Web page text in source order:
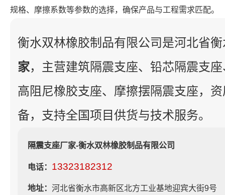
规格、摩擦系数等参数的选择，确保产品与工程需求匹配。
衡水双林橡胶制品有限公司是河北省
家，主营建筑隔震支座、铅芯隔震支
高阻尼橡胶支座、摩擦摆隔震支座，
备，支持全国项目供货与技术服务。
隔震支座厂家-衡水双林橡胶制品有限公司
电话： 13323182312
地址： 河北省衡水市高新区北方工业基地迎宾大街9号